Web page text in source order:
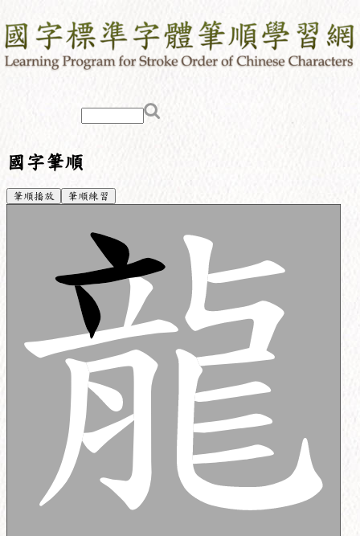
國字筆順
筆順播放 筆順練習